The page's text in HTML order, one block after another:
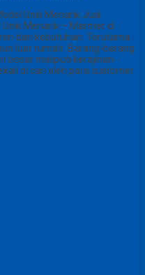
Unik Menarik Jual
Menarik – Marmer di
dan kebutuhan. Terutama
luar rumah. Barang-barang
besar meliputi kerajinan-
di cari oleh para customer